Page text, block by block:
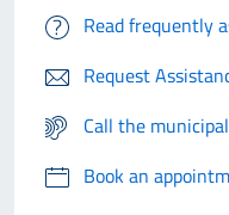
Read frequently
Request
Call the
Book an